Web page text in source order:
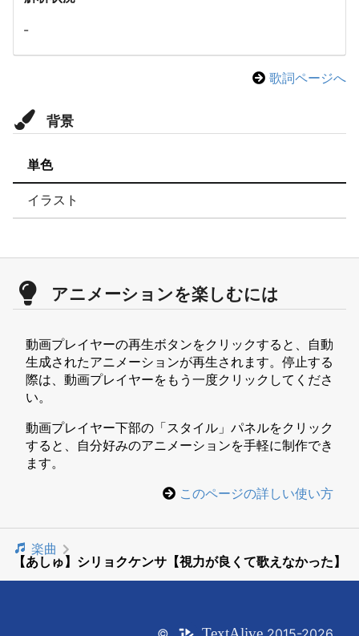
-
歌詞ページへ
背景
単色
イラスト
アニメーションを楽しむには
動画プレイヤーの再生ボタンをクリックすると、自動
生成されたアニメーションが再生されます。停止する
際は、動画プレイヤーをもう一度クリックしてくださ
い。
動画プレイヤー下部の「スタイル」パネルをクリック
すると、自分好みのアニメーションを手軽に制作でき
ます。
このページの詳しい使い方
楽曲
【あしゅ】シリョクケンサ【視力が良くて歌えなかった】